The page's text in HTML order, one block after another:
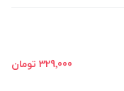
329٬000 تومان